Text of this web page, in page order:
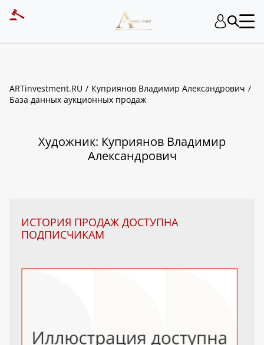
ARTinvestment.RU
Куприянов Владимир Александрович
База данных аукционных продаж
Художник: Куприянов Владимир
Александрович
ИСТОРИЯ ПРОДАЖ ДОСТУПНА
ПОДПИСЧИКАМ